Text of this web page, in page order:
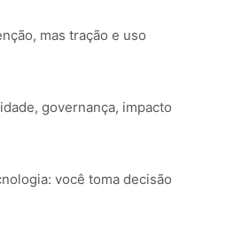
mas tração e uso
governança, impacto
você toma decisão